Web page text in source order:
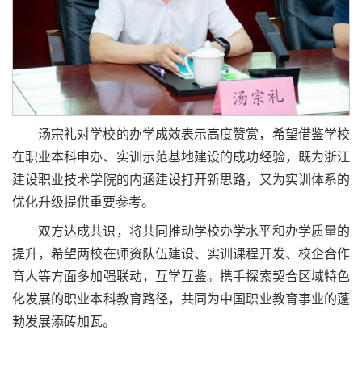
汤宗礼对学校的办学成效表示高度赞赏，希望借鉴学校
在职业本科申办、实训示范基地建设的成功经验，既为浙江
建设职业技术学院的内涵建设打开新思路，又为实训体系的
优化升级提供重要参考。
双方达成共识，将共同推动学校办学水平和办学质量的
提升，希望两校在师资队伍建设、实训课程开发、校企合作
育人等方面多加强联动，互学互鉴。携手探索契合区域特色
化发展的职业本科教育路径，共同为中国职业教育事业的蓬
勃发展添砖加瓦。